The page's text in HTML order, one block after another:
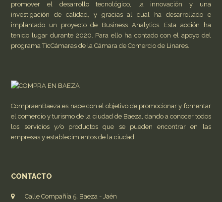
promover el desarrollo tecnológico, la innovación y una
investigación de calidad, y gracias al cual ha desarrollado e
implantado un proyecto de Business Analytics. Esta acción ha
tenido lugar durante 2020. Para ello ha contado con el apoyo del
programa TicCámaras de la Cámara de Comercio de Linares.
CompraenBaeza.es nace con el objetivo de promocionar y fomentar
el comercio y turismo de la ciudad de Baeza, dando a conocer todos
los servicios y/o productos que se pueden encontrar en las
empresas y establecimientos de la ciudad.
CONTACTO
Calle Compañía 5, Baeza - Jaén